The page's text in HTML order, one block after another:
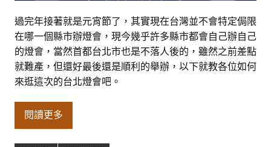
過完年接著就是元宵節了，其實現在台灣並不會特定侷限
在哪一個縣市辦燈會，現今幾乎許多縣市都會自己辦自己
的燈會，當然首都台北市也是不落人後的，雖然之前差點
就難產，但還好最後還是順利的舉辦，以下就教各位如何
來逛這次的台北燈會吧。
閱讀更多